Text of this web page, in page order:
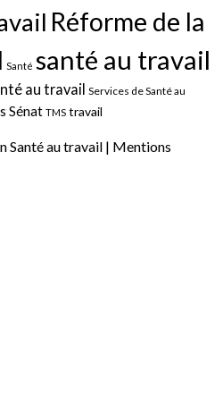
Réforme de la
Santé santé au travail
au travail Services de Santé au
Sénat TMS travail
Santé au travail | Mentions